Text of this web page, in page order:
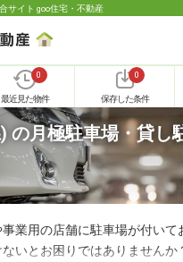
サイト goo住宅・不動産
0
最近見た物件
0
保存した条件
の月極駐車場・貸し
業用の店舗に駐車場が付いて
いとお困りではありませんか